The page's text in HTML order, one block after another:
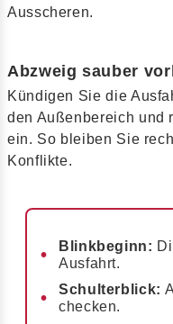
Ausscheren.
Abzweig sauber
Kündigen Sie die
den Außenbereich und
ein. So bleiben Sie
Konflikte.
Blinkbeginn:
Ausfahrt.
Schulterblick:
checken.